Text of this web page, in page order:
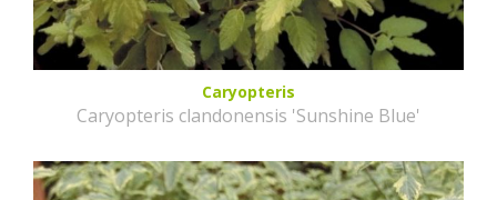
Caryopteris
Caryopteris clandonensis 'Sunshine Blue'